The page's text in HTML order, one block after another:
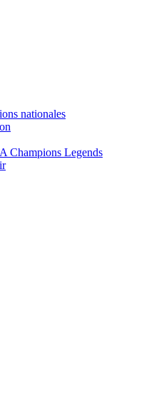
nationales
Champions Legends